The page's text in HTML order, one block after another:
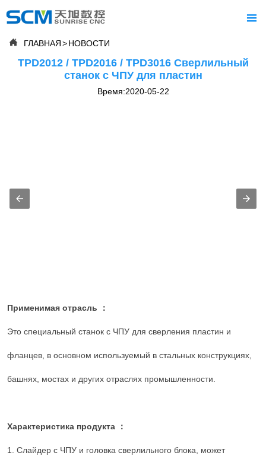

 ГЛАВНАЯ>НОВОСТИ
TPD2012 / TPD2016 / TPD3016 Сверлильный
станок с ЧПУ для пластин
Время:2020-05-22
Применимая отрасль ：
Это специальный станок с ЧПУ для сверления пластин и
фланцев, в основном используемый в стальных конструкциях,
башнях, мостах и других отраслях промышленности.
Характеристика продукта ：
1. Слайдер с ЧПУ и головка сверлильного блока, может
